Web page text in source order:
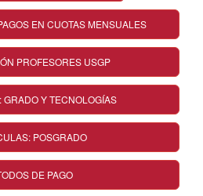
EN CUOTAS MENSUALES
PROFESORES USGP
GRADO Y TECNOLOGÍAS
POSGRADO
DE PAGO